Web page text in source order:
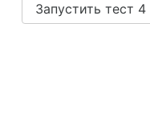
Запустить тест 4